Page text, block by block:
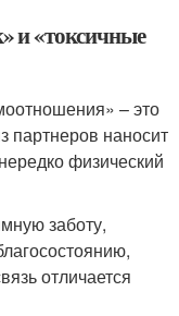
и «токсичные
– это
партнеров наносит
физический
заботу,
отличается